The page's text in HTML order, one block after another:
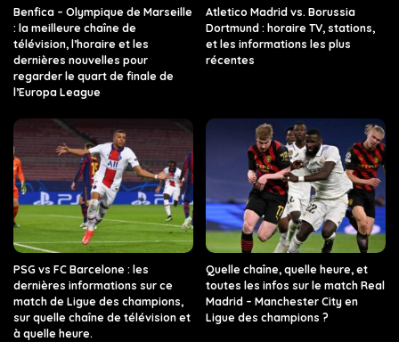
Benfica – Olympique de Marseille
: la meilleure chaîne de
télévision, l’horaire et les
dernières nouvelles pour
regarder le quart de finale de
l’Europa League
Atletico Madrid vs. Borussia
Dortmund : horaire TV, stations,
et les informations les plus
récentes
PSG vs FC Barcelone : les
dernières informations sur ce
match de Ligue des champions,
sur quelle chaîne de télévision et
à quelle heure.
Quelle chaîne, quelle heure, et
toutes les infos sur le match Real
Madrid – Manchester City en
Ligue des champions ?